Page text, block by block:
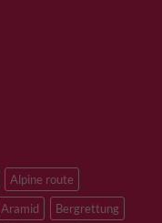
Alpine route
Aramid
Bergrettung